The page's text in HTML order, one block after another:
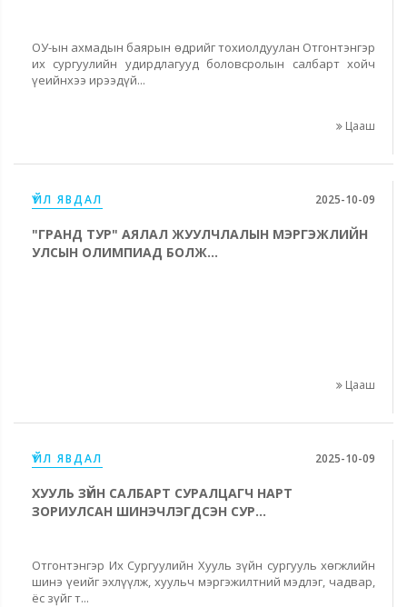
ОУ-ын ахмадын баярын өдрийг тохиолдуулан Отгонтэнгэр
их сургуулийн удирдлагууд боловсролын салбарт хойч
үеийнхээ ирээдүй...
Цааш
ҮЙЛ ЯВДАЛ 2025-10-09
"ГРАНД ТУР" АЯЛАЛ ЖУУЛЧЛАЛЫН МЭРГЭЖЛИЙН
УЛСЫН ОЛИМПИАД БОЛЖ...
Цааш
ҮЙЛ ЯВДАЛ 2025-10-09
ХУУЛЬ ЗҮЙН САЛБАРТ СУРАЛЦАГЧ НАРТ
ЗОРИУЛСАН ШИНЭЧЛЭГДСЭН СУР...
Отгонтэнгэр Их Сургуулийн Хууль зүйн сургууль хөгжлийн
шинэ үеийг эхлүүлж, хуульч мэргэжилтний мэдлэг, чадвар,
ёс зүйг т...